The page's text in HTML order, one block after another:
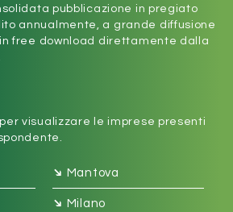
pubblicazione in pregiato
annualmente, a grande diffusione
free download direttamente dalla
visualizzare le imprese presenti
➔ Mantova
➔ Milano